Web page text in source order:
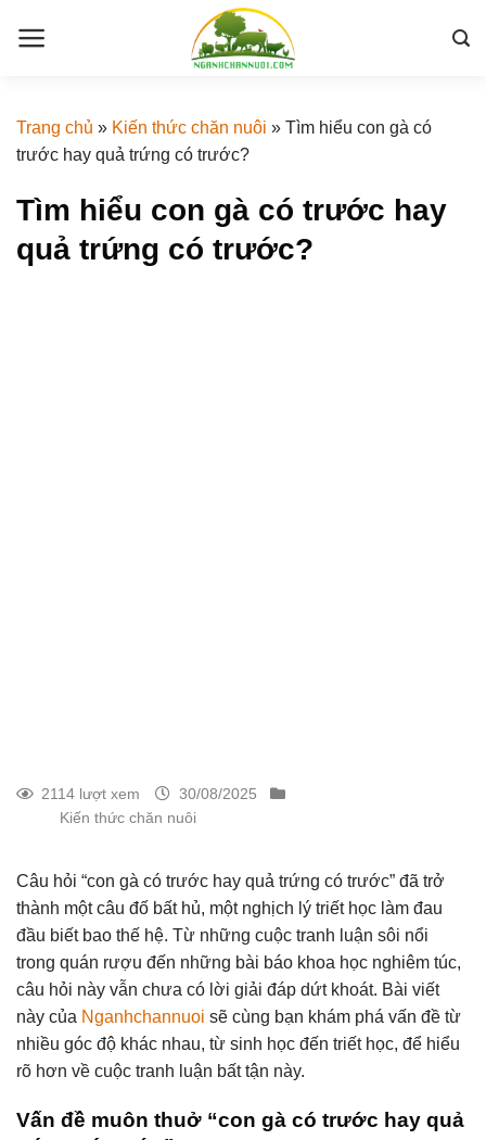
Trang chủ » Kiến thức chăn nuôi » Tìm hiểu con gà có
trước hay quả trứng có trước?
Tìm hiểu con gà có trước hay
quả trứng có trước?
2114 lượt xem
30/08/2025
Kiến thức chăn nuôi
Câu hỏi “con gà có trước hay quả trứng có trước” đã trở
thành một câu đố bất hủ, một nghịch lý triết học làm đau
đầu biết bao thế hệ. Từ những cuộc tranh luận sôi nổi
trong quán rượu đến những bài báo khoa học nghiêm túc,
câu hỏi này vẫn chưa có lời giải đáp dứt khoát. Bài viết
này của Nganhchannuoi sẽ cùng bạn khám phá vấn đề từ
nhiều góc độ khác nhau, từ sinh học đến triết học, để hiểu
rõ hơn về cuộc tranh luận bất tận này.
Vấn đề muôn thuở “con gà có trước hay quả